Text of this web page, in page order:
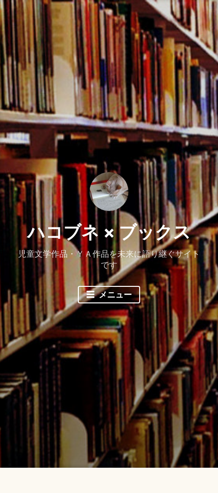
コ
ン
テ
ン
ツ
へ
ス
キ
ッ
プ
ハコブネ × ブックス
児童文学作品・ＹＡ作品を未来に語り継ぐサイト
です
メニュー